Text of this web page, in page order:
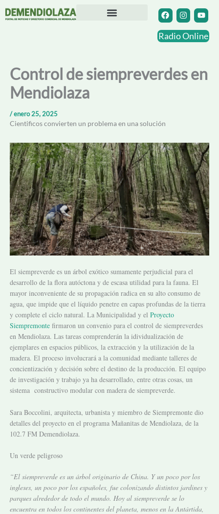
F
a
c
e
b
I
n
s
t
a
m
Y
o
u
t
u
Radio Online
Control de siempreverdes en
Mendiolaza
/enero 25, 2025
Cientificos convierten un problema en una solución
El siempreverde es un árbol exótico sumamente perjudicial para el
desarrollo de la flora autóctona y de escasa utilidad para la fauna. El
mayor inconveniente de su propagación radica en su alto consumo de
agua, que impide que el líquido penetre en capas profundas de la tierra
y complete el ciclo natural. La Municipalidad y el Proyecto
Siempremonte firmaron un convenio para el control de siempreverdes
en Mendiolaza. Las tareas comprenderán la idividualización de
ejemplares en espacios públicos, la extracción y la utilización de la
madera. El proceso involucrará a la comunidad mediante talleres de
concientización y decisión sobre el destino de la producción. El equipo
de investigación y trabajo ya ha desarrollado, entre otras cosas, un
sistema constructivo modular con madera de siempreverde.
Sara Boccolini, arquitecta, urbanista y miembro de Siempremonte dio
detalles del proyecto en el programa Mañanitas de Mendiolaza, de la
102.7 FM Demendiolaza.
Un verde peligroso
“El siempreverde es un árbol originario de China. Y un poco por los
ingleses, un poco por los españoles, fue colonizando distintos jardines y
parques alrededor de todo el mundo. Hoy al siempreverde se lo
encuentra en todos los continentes del planeta, menos en la Antártida,